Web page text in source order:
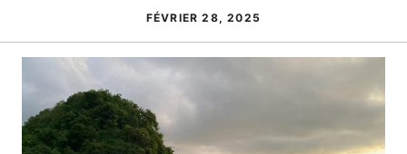
FÉVRIER 28, 2025